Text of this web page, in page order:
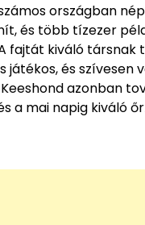
országban
és több tízezer
fajtát kiváló társnak
játékos, és szívesen
azonban
a mai napig kiváló